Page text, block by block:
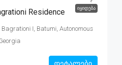
ᲘᲧᲘᲓᲔᲑᲐ
Residence
I, Batumi, Autonomous